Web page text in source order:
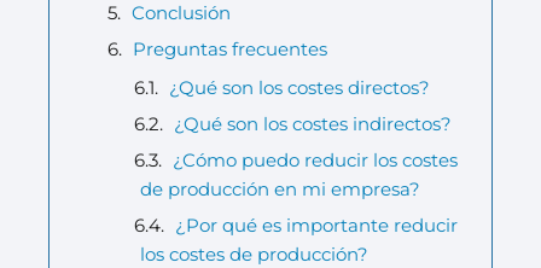
Conclusión
Preguntas frecuentes
¿Qué son los costes directos?
¿Qué son los costes indirectos?
¿Cómo puedo reducir los costes
de producción en mi empresa?
¿Por qué es importante reducir
los costes de producción?